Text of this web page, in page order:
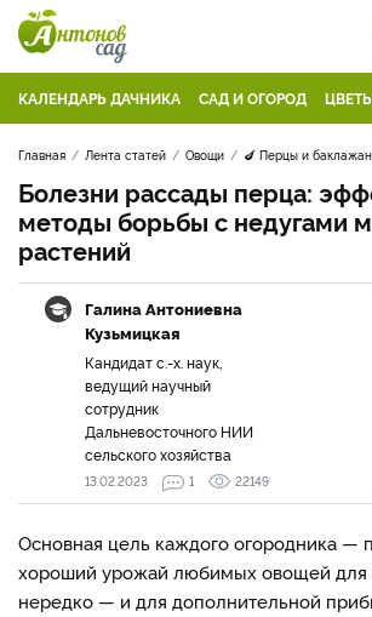
КАЛЕНДАРЬ ДАЧНИКА САД И ОГОРОД
Главная Лента статей Овощи 🍆 Перцы и
Болезни рассады перца:
методы борьбы с недугами
растений
Галина Антониевна
Кузьмицкая
Кандидат с.-х. наук,
ведущий научный
сотрудник
Дальневосточного НИИ
сельского хозяйства
13.02.2023 1 22149
Основная цель каждого огородника —
хороший урожай любимых овощей для
нередко — и для дополнительной